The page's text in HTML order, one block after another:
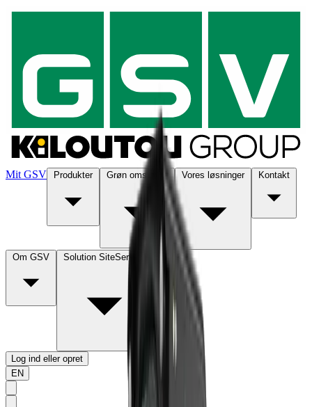
Mit GSV Produkter Grøn omstilling Vores løsninger Kontakt
Om GSV Solution SiteService
Log ind eller opret
EN